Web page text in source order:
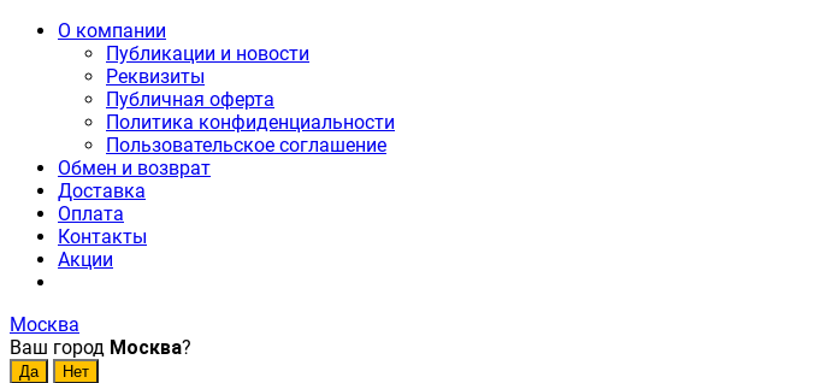
О компании
Публикации и новости
Реквизиты
Публичная оферта
Политика конфиденциальности
Пользовательское соглашение
Обмен и возврат
Доставка
Оплата
Контакты
Акции
Москва
Ваш город Москва?